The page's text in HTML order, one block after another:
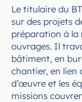
Le titulaire du
sur des projets
préparation à la
ouvrages. Il
bâtiment, en
chantier, en lien
d’œuvre et les
missions